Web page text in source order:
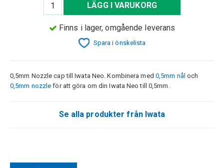
LÄGG I VARUKORG
Finns i lager, omgående leverans
Spara i önskelista
0,5mm Nozzle cap till Iwata Neo. Kombinera med 0,5mm nål och
0,5mm nozzle för att göra om din Iwata Neo till 0,5mm.
Se alla produkter från Iwata